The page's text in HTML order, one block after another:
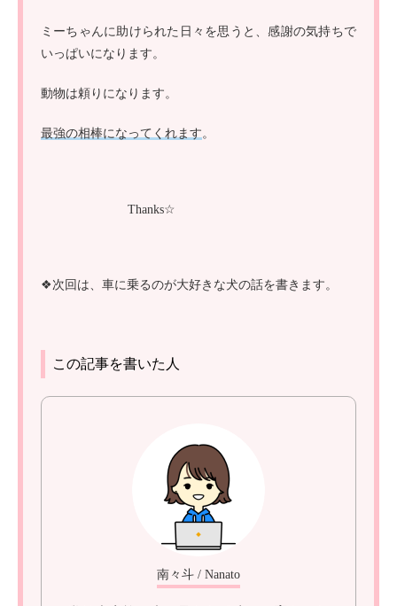
ミーちゃんに助けられた日々を思うと、感謝の気持ちで
いっぱいになります。
動物は頼りになります。
最強の相棒になってくれます 。
Thanks☆
❖次回は、車に乗るのが大好きな犬の話を書きます。
この記事を書いた人
南々斗 / Nanato